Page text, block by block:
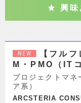
興味
NEW
【フル
M・PMO（IT
プロジェクトマネ
ア系）
ARCSTERIA